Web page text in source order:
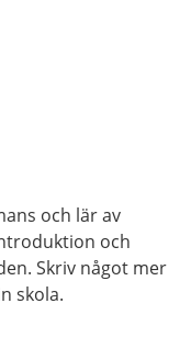
och lär av
och
Skriv något mer
skola.